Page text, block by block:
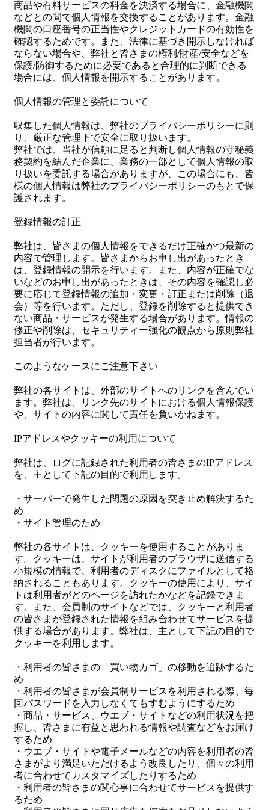
商品や有料サービスの料金を決済する場合に、金融機関
などとの間で個人情報を交換することがあります。金融
機関の口座番号の正当性やクレジットカードの有効性を
確認するためです。また、法律に基づき開示しなければ
ならない場合や、弊社と皆さまの権利/財産/安全などを
保護/防御するために必要であると合理的に判断できる
場合には、個人情報を開示することがあります。
個人情報の管理と委託について
収集した個人情報は、弊社のプライバシーポリシーに則
り、厳正な管理下で安全に取り扱います。
弊社では、当社が信頼に足ると判断し個人情報の守秘義
務契約を結んだ企業に、業務の一部として個人情報の取
り扱いを委託する場合がありますが、この場合にも、皆
様の個人情報は弊社のプライバシーポリシーのもとで保
護されます。
登録情報の訂正
弊社は、皆さまの個人情報をできるだけ正確かつ最新の
内容で管理します。皆さまからお申し出があったとき
は、登録情報の開示を行います。また、内容が正確でな
いなどのお申し出があったときは、その内容を確認し必
要に応じて登録情報の追加・変更・訂正または削除（退
会）等を行います。ただし、登録を削除すると提供でき
ない商品・サービスが発生する場合があります。情報の
修正や削除は、セキュリティー強化の観点から原則弊社
担当者が行います。
このようなケースにご注意下さい
弊社の各サイトは、外部のサイトへのリンクを含んでい
ます。弊社は、リンク先のサイトにおける個人情報保護
や、サイトの内容に関して責任を負いかねます。
IPアドレスやクッキーの利用について
弊社は、ログに記録された利用者の皆さまのIPアドレス
を、主として下記の目的で利用します。
・サーバーで発生した問題の原因を突き止め解決するた
め
・サイト管理のため
弊社の各サイトは、クッキーを使用することがありま
す。クッキーは、サイトが利用者のブラウザに送信する
小規模の情報で、利用者のディスクにファイルとして格
納されることもあります。クッキーの使用により、サイ
トは利用者がどのページを訪れたかなどを記録できま
す。また、会員制のサイトなどでは、クッキーと利用者
の皆さまが登録された情報を組み合わせてサービスを提
供する場合があります。弊社は、主として下記の目的で
クッキーを利用します。
・利用者の皆さまの「買い物カゴ」の移動を追跡するた
め
・利用者の皆さまが会員制サービスを利用される際、毎
回パスワードを入力しなくてもすむようにするため
・商品・サービス、ウエブ・サイトなどの利用状況を把
握し、皆さまに有益と思われる情報や調査などをお届け
するため
・ウエブ・サイトや電子メールなどの内容を利用者の皆
さまがより満足いただけるよう改良したり、個々の利用
者に合わせてカスタマイズしたりするため
・利用者の皆さまの関心事に合わせてサービスを提供す
るため